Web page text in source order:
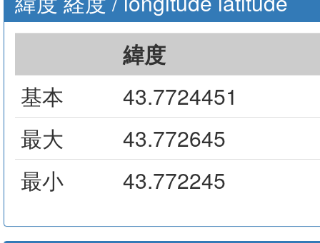
緯度
基本
43.7724451
最大
43.772645
最小
43.772245